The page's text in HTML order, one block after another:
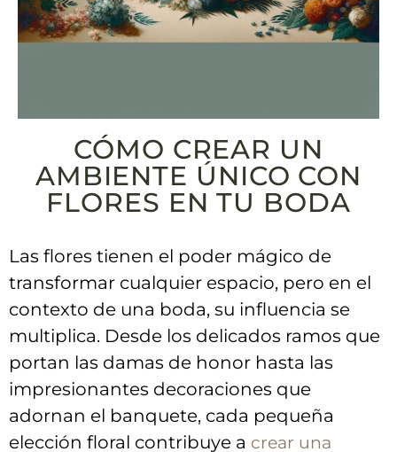
CÓMO CREAR UN
AMBIENTE ÚNICO CON
FLORES EN TU BODA
Las⁣ flores tienen el poder​ mágico de
transformar cualquier espacio, ⁤pero ⁢en el
contexto de una ‍boda,​ su influencia se
multiplica. Desde los delicados ⁤ramos que
portan las damas de honor hasta las⁣
impresionantes decoraciones​ que
adornan el banquete, cada pequeña​
elección ⁣floral contribuye a crear una